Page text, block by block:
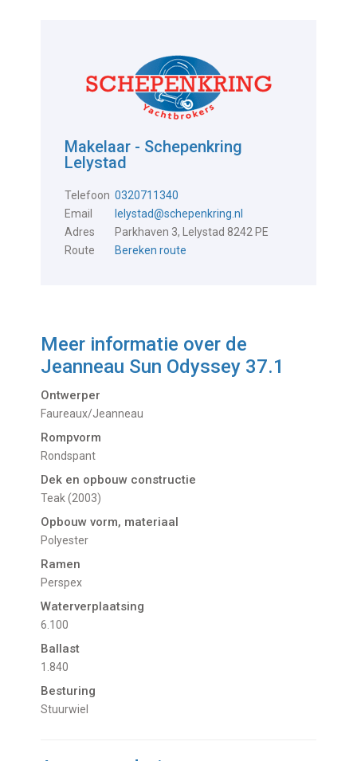
Makelaar - Schepenkring
Lelystad
Telefoon 0320711340
Email
lelystad@schepenkring.nl
Adres
Parkhaven 3, Lelystad 8242 PE
Route
Bereken route
Meer informatie over de
Jeanneau Sun Odyssey 37.1
Ontwerper
Faureaux/Jeanneau
Rompvorm
Rondspant
Dek en opbouw constructie
Teak (2003)
Opbouw vorm, materiaal
Polyester
Ramen
Perspex
Waterverplaatsing
6.100
Ballast
1.840
Besturing
Stuurwiel